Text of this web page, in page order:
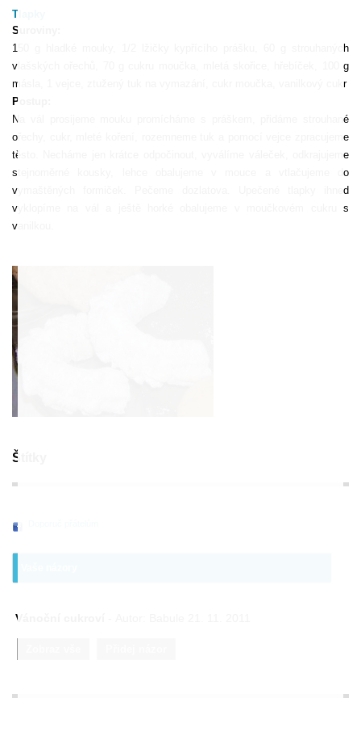
Tlapky
Suroviny:
150 g hladké mouky, 1/2 lžičky kypřícího prášku, 60 g strouhaných
vlašských ořechů, 70 g cukru moučka, mletá skořice, hřebíček, 100 g
másla, 1 vejce, ztužený tuk na vymazání, cukr moučka, vanilkový cukr
Postup:
Na vál prosijeme mouku promícháme s práškem, přidáme strouhané
ořechy, cukr, mleté koření, rozemneme tuk a pomocí vejce zpracujeme
těsto. Necháme jen krátce odpočinout, vyválíme váleček, odkrajujeme
stejnoměrné kousky, lehce obalujeme v mouce a vtlačujeme do
vymaštěných formiček. Pečeme dozlatova. Upečené tlapky ihned
vyklopíme na vál a ještě horké obalujeme v moučkovém cukru s
vanilkou.
Štítky
Vánoční cukroví